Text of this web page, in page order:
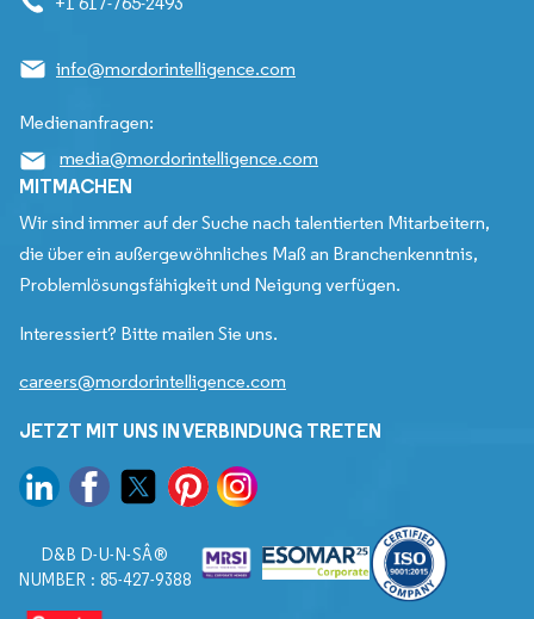
info@mordorintelligence.com
Medienanfragen:
media@mordorintelligence.com
MITMACHEN
Wir sind immer auf der Suche nach talentierten Mitarbeitern,
die über ein außergewöhnliches Maß an Branchenkenntnis,
Problemlösungsfähigkeit und Neigung verfügen.
Interessiert? Bitte mailen Sie uns.
careers@mordorintelligence.com
JETZT MIT UNS IN VERBINDUNG TRETEN
D&B D-U-N-SÂ®
NUMBER : 85-427-9388